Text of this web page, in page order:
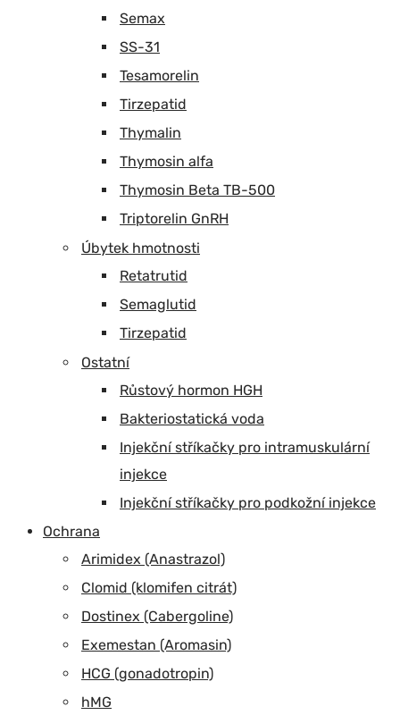
Semax
SS-31
Tesamorelin
Tirzepatid
Thymalin
Thymosin alfa
Thymosin Beta TB-500
Triptorelin GnRH
Úbytek hmotnosti
Retatrutid
Semaglutid
Tirzepatid
Ostatní
Růstový hormon HGH
Bakteriostatická voda
Injekční stříkačky pro intramuskulární
injekce
Injekční stříkačky pro podkožní injekce
Ochrana
Arimidex (Anastrazol)
Clomid (klomifen citrát)
Dostinex (Cabergoline)
Exemestan (Aromasin)
HCG (gonadotropin)
hMG